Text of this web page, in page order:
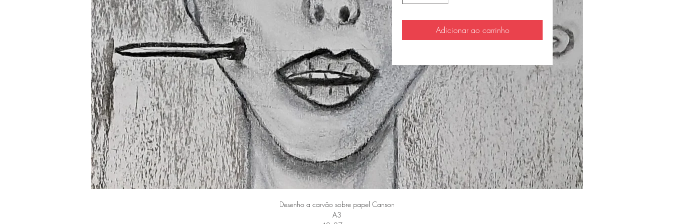
Adicionar ao carrinho
Desenho a carvão sobre papel Canson
A3